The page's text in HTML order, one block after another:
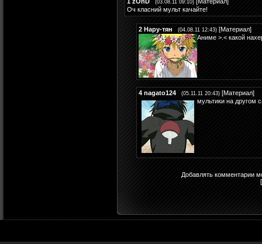
(03.08.11 09:10)
Оч класний мульт качайте!
2 Нару-тян (04.08.11 12:43) [Материал]
Аниме >.< какой
4 nagato124 (05.11.11 20:43) [Материал]
мультики на другом
Добавлять комментарии